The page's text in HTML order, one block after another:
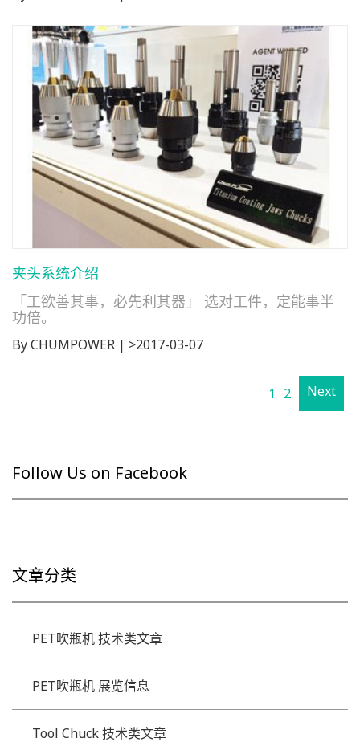
夹头系统介绍
「工欲善其事，必先利其器」 选对工件，定能事半
功倍。
By CHUMPOWER | >2017-03-07
1 2 Next
Follow Us on Facebook
文章分类
PET吹瓶机 技术类文章
PET吹瓶机 展览信息
Tool Chuck 技术类文章